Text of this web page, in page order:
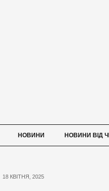
НОВИНИ НОВИНИ ВІД
18 КВІТНЯ, 2025